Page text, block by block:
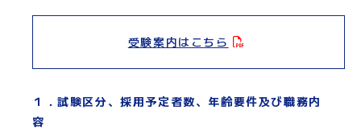
受験案内はこちら
１．試験区分、採用予定者数、年齢要件及び職務内
容